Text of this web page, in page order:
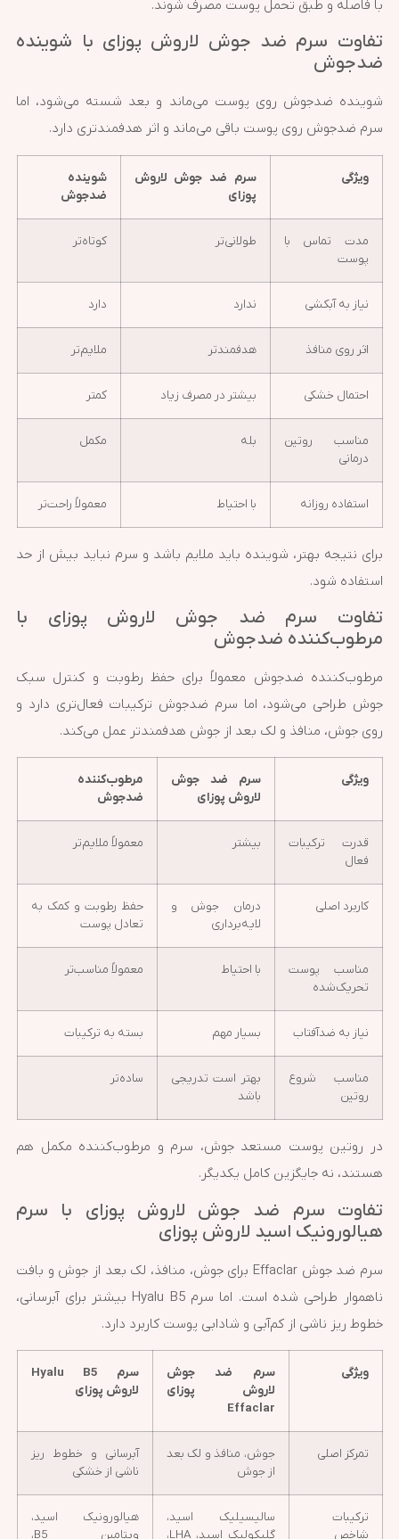
با فاصله و طبق تحمل پوست مصرف شوند.
تفاوت سرم ضد جوش لاروش پوزای با شوینده
ضدجوش
شوینده ضدجوش روی پوست می‌ماند و بعد شسته می‌شود، اما
سرم ضدجوش روی پوست باقی می‌ماند و اثر هدفمندتری دارد.
ویژگی
سرم ضد جوش لاروش
پوزای
شوینده
ضدجوش
مدت تماس با
پوست
طولانی‌تر کوتاه‌تر
نیاز به آبکشی ندارد دارد
اثر روی منافذ هدفمندتر ملایم‌تر
احتمال خشکی بیشتر در مصرف زیاد کمتر
مناسب روتین
درمانی
بله مکمل
استفاده روزانه با احتیاط معمولاً راحت‌تر
برای نتیجه بهتر، شوینده باید ملایم باشد و سرم نباید بیش از حد
استفاده شود.
تفاوت سرم ضد جوش لاروش پوزای با
مرطوب‌کننده ضدجوش
مرطوب‌کننده ضدجوش معمولاً برای حفظ رطوبت و کنترل سبک
جوش طراحی می‌شود، اما سرم ضدجوش ترکیبات فعال‌تری دارد و
روی جوش، منافذ و لک بعد از جوش هدفمندتر عمل می‌کند.
ویژگی
سرم ضد جوش
لاروش پوزای
مرطوب‌کننده
ضدجوش
قدرت ترکیبات
فعال
بیشتر معمولاً ملایم‌تر
کاربرد اصلی
درمان جوش و
لایه‌برداری
حفظ رطوبت و کمک به
تعادل پوست
مناسب پوست
تحریک‌شده
با احتیاط معمولاً مناسب‌تر
نیاز به ضدآفتاب بسیار مهم بسته به ترکیبات
مناسب شروع
روتین
بهتر است تدریجی
باشد
ساده‌تر
در روتین پوست مستعد جوش، سرم و مرطوب‌کننده مکمل هم
هستند، نه جایگزین کامل یکدیگر.
تفاوت سرم ضد جوش لاروش پوزای با سرم
هیالورونیک اسید لاروش پوزای
سرم ضد جوش Effaclar برای جوش، منافذ، لک بعد از جوش و بافت
ناهموار طراحی شده است. اما سرم Hyalu B5 بیشتر برای آبرسانی،
خطوط ریز ناشی از کم‌آبی و شادابی پوست کاربرد دارد.
ویژگی
سرم ضد جوش
لاروش پوزای
Effaclar
سرم Hyalu B5
لاروش پوزای
تمرکز اصلی
جوش، منافذ و لک بعد
از جوش
آبرسانی و خطوط ریز
ناشی از خشکی
ترکیبات
شاخص
سالیسیلیک اسید،
گلیکولیک اسید، LHA،
هیالورونیک اسید،
ویتامین B5،